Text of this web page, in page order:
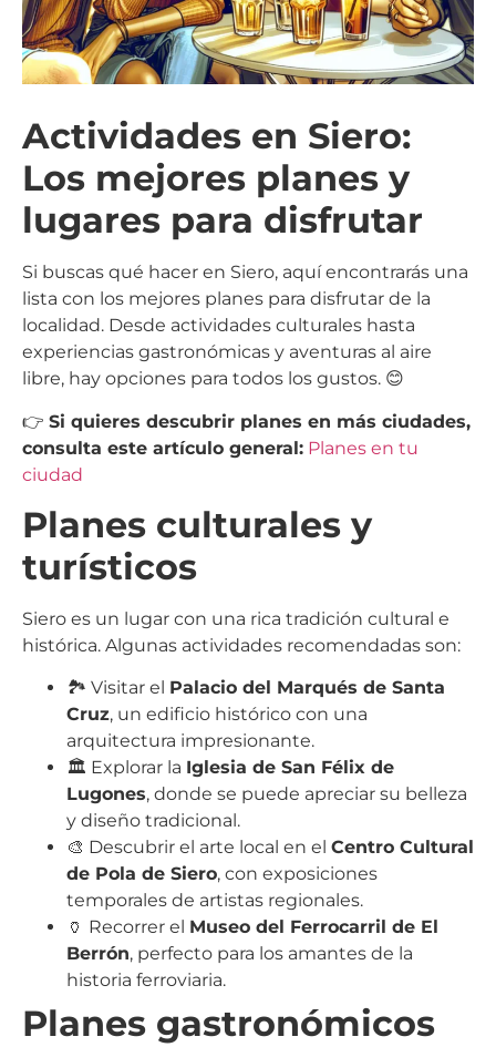
Actividades en Siero:
Los mejores planes y
lugares para disfrutar
Si buscas qué hacer en Siero, aquí encontrarás una
lista con los mejores planes para disfrutar de la
localidad. Desde actividades culturales hasta
experiencias gastronómicas y aventuras al aire
libre, hay opciones para todos los gustos. 😊
👉 Si quieres descubrir planes en más ciudades,
consulta este artículo general: Planes en tu
ciudad
Planes culturales y
turísticos
Siero es un lugar con una rica tradición cultural e
histórica. Algunas actividades recomendadas son:
🏞️ Visitar el Palacio del Marqués de Santa
Cruz, un edificio histórico con una
arquitectura impresionante.
🏛️ Explorar la Iglesia de San Félix de
Lugones, donde se puede apreciar su belleza
y diseño tradicional.
🎨 Descubrir el arte local en el Centro Cultural
de Pola de Siero, con exposiciones
temporales de artistas regionales.
🏺 Recorrer el Museo del Ferrocarril de El
Berrón, perfecto para los amantes de la
historia ferroviaria.
Planes gastronómicos